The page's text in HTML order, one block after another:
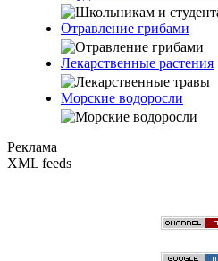
Отравление грибами
Лекарственные растения
Морские водоросли
Реклама
XML feeds